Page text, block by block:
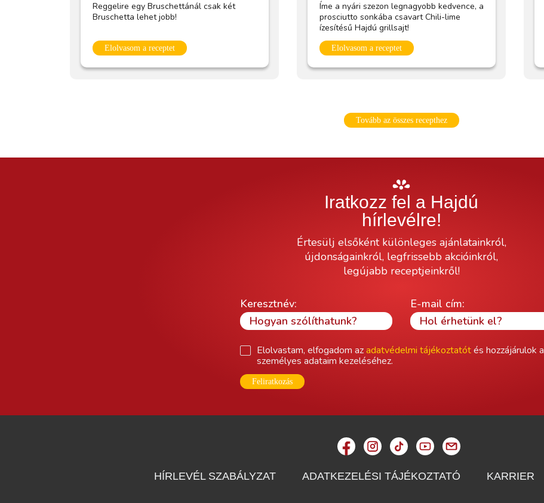
Reggelire egy Bruschettánál csak két
Bruschetta lehet jobb!
Elolvasom a receptet
Íme a nyári szezon legnagyobb kedvence, a
prosciutto sonkába csavart Chili-lime
ízesítésű Hajdú grillsajt!
Elolvasom a receptet
Tovább az összes recepthez
Iratkozz fel a Hajdú
hírlevélre!
Értesülj elsőként különleges ajánlatainkról,
újdonságainkról, legfrissebb akcióinkról,
legújabb receptjeinkről!
Keresztnév: E-mail cím:
Elolvastam, elfogadom azadatvédelmi tájékoztatótés hozzájárulok a
személyes adataim kezeléséhez.
Feliratkozás
HÍRLEVÉL SZABÁLYZAT ADATKEZELÉSI TÁJÉKOZTATÓ KARRIER